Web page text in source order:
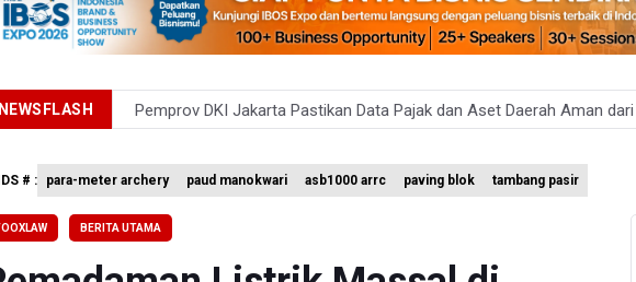
NEWSFLASH
Pemprov DKI Jakarta Pastikan Data Pajak dan Aset Daerah Aman
BPIP: Satu Siswa Sekolah Rakyat Jadi Calon Paskibraka Nasional
BNPB Minta Pemprov Kalimantan Barat Tinjau Kembali Perda yang
Kemensos Targetkan 150 Ribu Siswa Masuk Program Sekolah
# : para-meter archery paud manokwari asb1000 arrc paving blok tambang pasir
BERITA UTAMA